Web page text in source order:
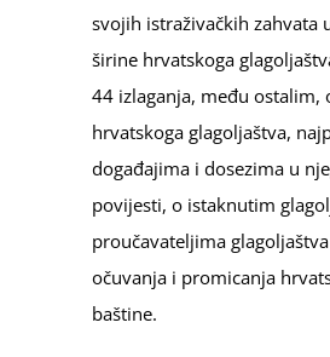
svojih istraživačkih zahvata
širine hrvatskoga
44 izlaganja, među ostalim,
hrvatskoga glagoljaštva,
događajima i dosezima u
povijesti, o istaknutim
proučavateljima
očuvanja i promicanja
baštine.